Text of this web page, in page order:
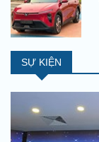
SỰ KIỆN